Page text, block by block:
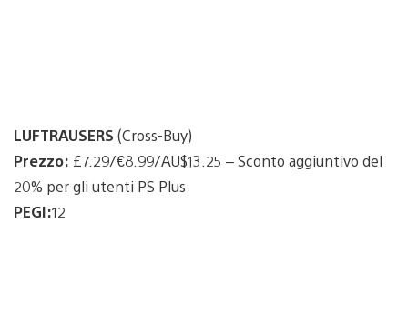
LUFTRAUSERS (Cross-Buy)
Prezzo: £7.29/€8.99/AU$13.25 – Sconto aggiuntivo del
20% per gli utenti PS Plus
PEGI:12